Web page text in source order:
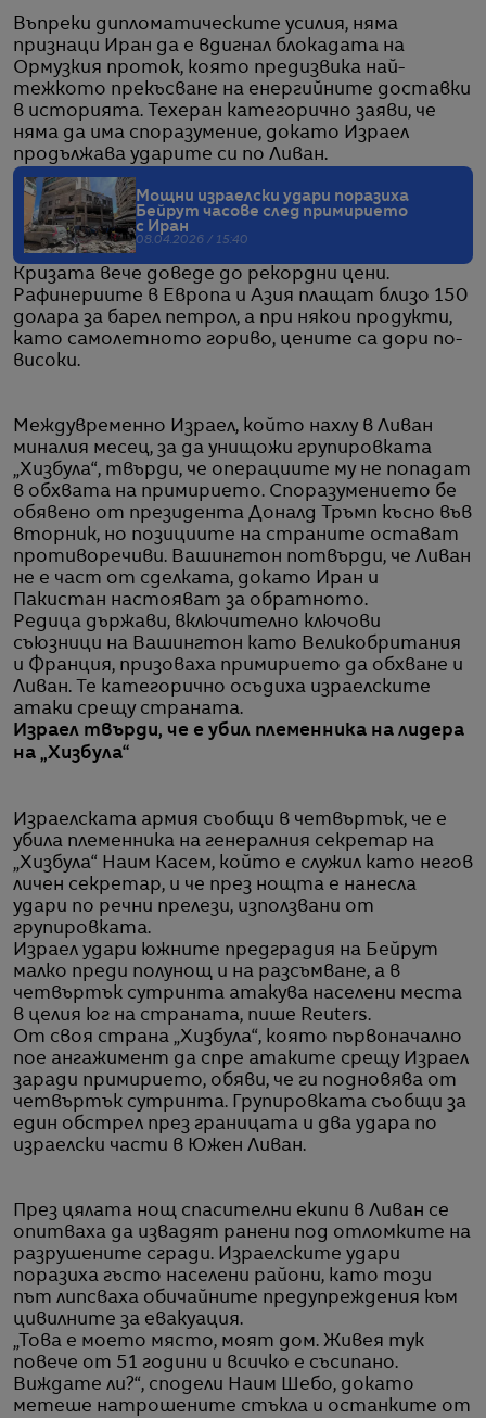
Въпреки дипломатическите усилия, няма
признаци Иран да е вдигнал блокадата на
Ормузкия проток, която предизвика най-
тежкото прекъсване на енергийните доставки
в историята. Техеран категорично заяви, че
няма да има споразумение, докато Израел
продължава ударите си по Ливан.
Мощни израелски удари поразиха
Бейрут часове след примирието
с Иран
08.04.2026 / 15:40
Кризата вече доведе до рекордни цени.
Рафинериите в Европа и Азия плащат близо 150
долара за барел петрол, а при някои продукти,
като самолетното гориво, цените са дори по-
високи.
Междувременно Израел, който нахлу в Ливан
миналия месец, за да унищожи групировката
„Хизбула“, твърди, че операциите му не попадат
в обхвата на примирието. Споразумението бе
обявено от президента Доналд Тръмп късно във
вторник, но позициите на страните остават
противоречиви. Вашингтон потвърди, че Ливан
не е част от сделката, докато Иран и
Пакистан настояват за обратното.
Редица държави, включително ключови
съюзници на Вашингтон като Великобритания
и Франция, призоваха примирието да обхване и
Ливан. Те категорично осъдиха израелските
атаки срещу страната.
Израел твърди, че е убил племенника на лидера
на „Хизбула“
Израелската армия съобщи в четвъртък, че е
убила племенника на генералния секретар на
„Хизбула“ Наим Касем, който е служил като негов
личен секретар, и че през нощта е нанесла
удари по речни прелези, използвани от
групировката.
Израел удари южните предградия на Бейрут
малко преди полунощ и на разсъмване, а в
четвъртък сутринта атакува населени места
в целия юг на страната, пише Reuters.
От своя страна „Хизбула“, която първоначално
пое ангажимент да спре атаките срещу Израел
заради примирието, обяви, че ги подновява от
четвъртък сутринта. Групировката съобщи за
един обстрел през границата и два удара по
израелски части в Южен Ливан.
През цялата нощ спасителни екипи в Ливан се
опитваха да извадят ранени под отломките на
разрушените сгради. Израелските удари
поразиха гъсто населени райони, като този
път липсваха обичайните предупреждения към
цивилните за евакуация.
„Това е моето място, моят дом. Живея тук
повече от 51 години и всичко е съсипано.
Виждате ли?“, сподели Наим Шебо, докато
метеше натрошените стъкла и останките от